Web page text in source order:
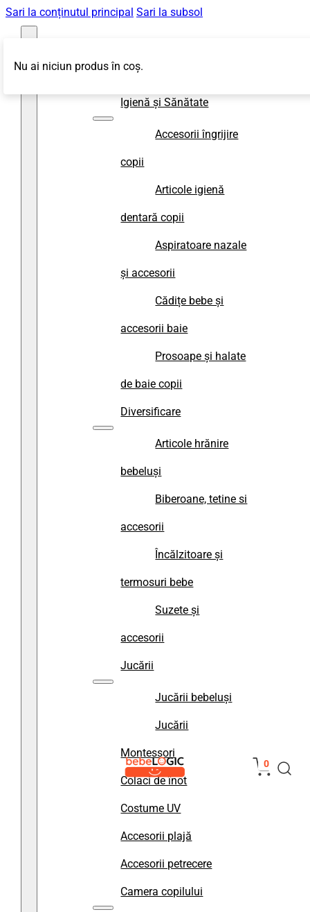
Sari la conținutul principal Sari la subsol
Igienă și Sănătate
Accesorii îngrijire
copii
Articole igienă
dentară copii
Aspiratoare nazale
și accesorii
Cădițe bebe și
accesorii baie
Prosoape și halate
de baie copii
Diversificare
Articole hrănire
bebeluși
Biberoane, tetine si
accesorii
Încălzitoare și
termosuri bebe
Suzete și
accesorii
Jucării
Jucării bebeluși
Jucării
Montessori
Colaci de înot
Costume UV
Accesorii plajă
Accesorii petrecere
Camera copilului
0
Nu ai niciun produs în coș.